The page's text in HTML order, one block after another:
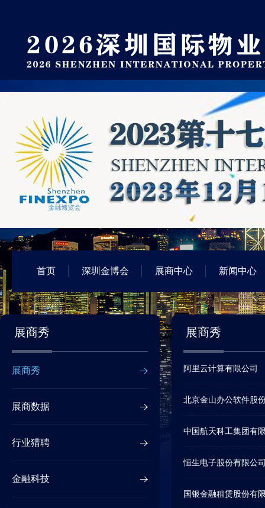
首页 深圳金博会 展商中心 新闻中心
展商秀
展商秀
展商数据
行业猎聘
金融科技
展商秀
阿里云计算有限公司
北京金山办公软件股
中国航天科工集团有
恒生电子股份有限公
国银金融租赁股份有